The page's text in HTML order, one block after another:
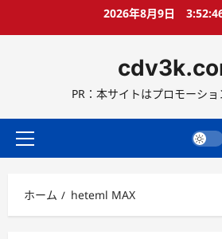
ス
ッ
2026年8月9日
PR：本サイトはプロモーシ
メ
メ
ニ
ホーム heteml MAX